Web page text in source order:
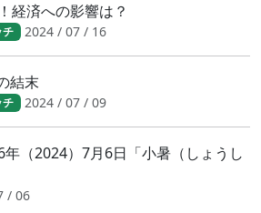
経済への影響は？
チ 2024 / 07 / 16
結末
チ 2024 / 07 / 09
（2024）7月6日「小暑（しょうし
/ 06